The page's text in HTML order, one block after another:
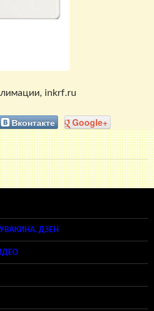
inkrf.ru
Вконтакте Google+
ДЗЕН